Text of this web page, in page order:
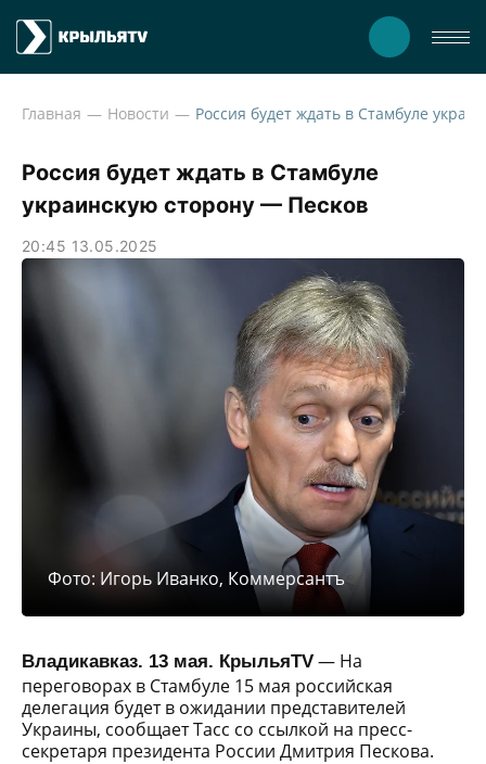
Главная Новости
Россия будет ждать в Стамбуле
украинскую сторону — Песков
20:45 13.05.2025
Фото: Игорь Иванко, Коммерсантъ
Владикавказ. 13 мая. КрыльяTV — На
переговорах в Стамбуле 15 мая российская
делегация будет в ожидании представителей
Украины, сообщает Тасс со ссылкой на пресс-
секретаря президента России Дмитрия Пескова.